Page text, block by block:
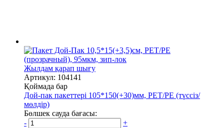
Жылдам қарап шығу
Артикул: 104141
Қоймада бар
Дой-пак пакеттері 105*150(+30)мм, PET/PE (түссіз/
мөлдір)
Бөлшек сауда бағасы:
-
+